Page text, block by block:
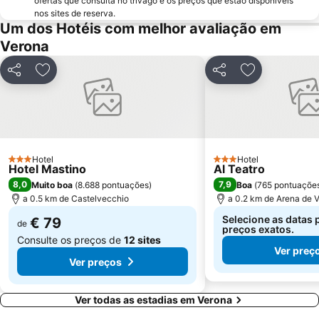
Borgo Venezia
Genovesa
Centro Storico di Bardolino
nos sites de reserva.
Um dos Hotéis com melhor avaliação em
Verona
PartilharAdicionar aos favoritos
3 Estrelas
Hotel
Hotel Mastino
8,0 Muito boa (8.688 pontuações)
a 0.5 km de Castelvecchio
de € 79
Consulte os preços de 12 sites
Ver preços
PartilharAdicionar
3 Estrelas
Hotel
Al Teatro
7,9 Boa (765
a 0.2 km de Arena de
Selecione as datas
preços exatos.
Ver
Ver todas as estadias em Verona